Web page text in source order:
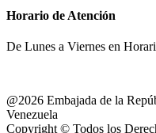
Horario de Atención
De Lunes a Viernes en
@2026 Embajada de la
Venezuela
Copyright © Todos los